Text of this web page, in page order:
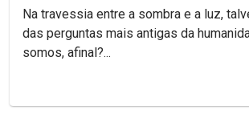
Na travessia entre a sombra e a luz,
das perguntas mais antigas da
somos, afinal?...